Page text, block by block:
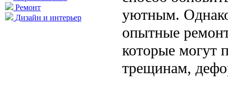
Ремонт
Дизайн и интерьер
уютным.
опытные
которые могут
трещинам,